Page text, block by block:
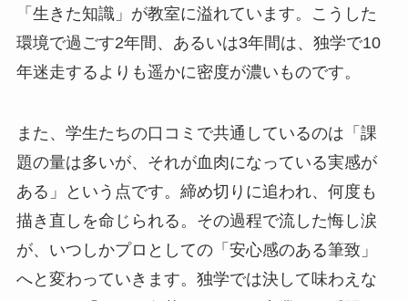
「生きた知識」が教室に溢れています。こうした
環境で過ごす2年間、あるいは3年間は、独学で10
年迷走するよりも遥かに密度が濃いものです。
また、学生たちの口コミで共通しているのは「課
題の量は多いが、それが血肉になっている実感が
ある」という点です。締め切りに追われ、何度も
描き直しを命じられる。その過程で流した悔し涙
が、いつしかプロとしての「安心感のある筆致」
へと変わっていきます。独学では決して味わえな